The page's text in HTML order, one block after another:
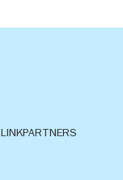
LINKPARTNERS